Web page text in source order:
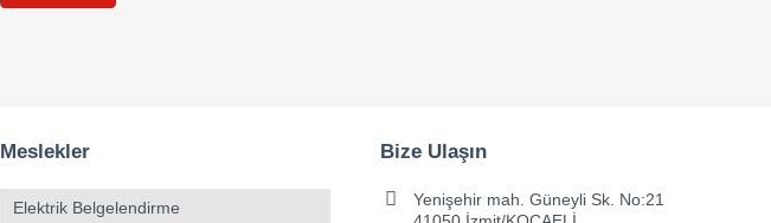
Meslekler
Elektrik Belgelendirme
Bize Ulaşın
Yenişehir mah. Güneyli Sk. No:21